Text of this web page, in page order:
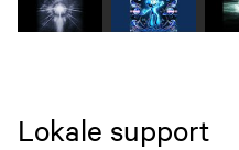
Lokale support